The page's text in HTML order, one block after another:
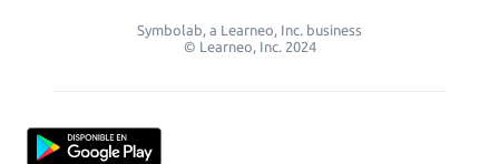
Symbolab, a Learneo, Inc. business
© Learneo, Inc. 2024